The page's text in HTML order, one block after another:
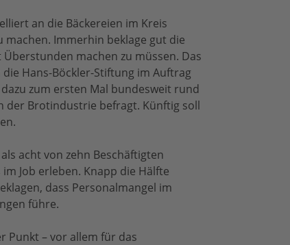
an die Bäckereien im Kreis
machen. Immerhin beklage gut die
machen zu müssen. Das
Hans-Böckler-Stiftung im Auftrag
zum ersten Mal bundesweit rund
der Brotindustrie befragt. Künftig soll
acht von zehn Beschäftigten
Job erleben. Knapp die Hälfte
dass Personalmangel im
führe.
Punkt – vor allem für das